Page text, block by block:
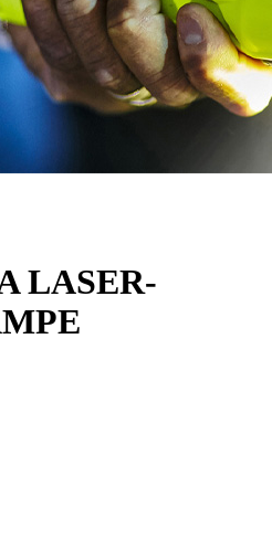
LASER-